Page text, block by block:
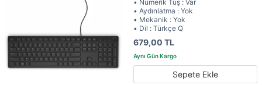
• Numerik Tuş : Var
• Aydınlatma : Yok
• Mekanik : Yok
• Dil : Türkçe Q
679,00 TL
Sepete Ekle